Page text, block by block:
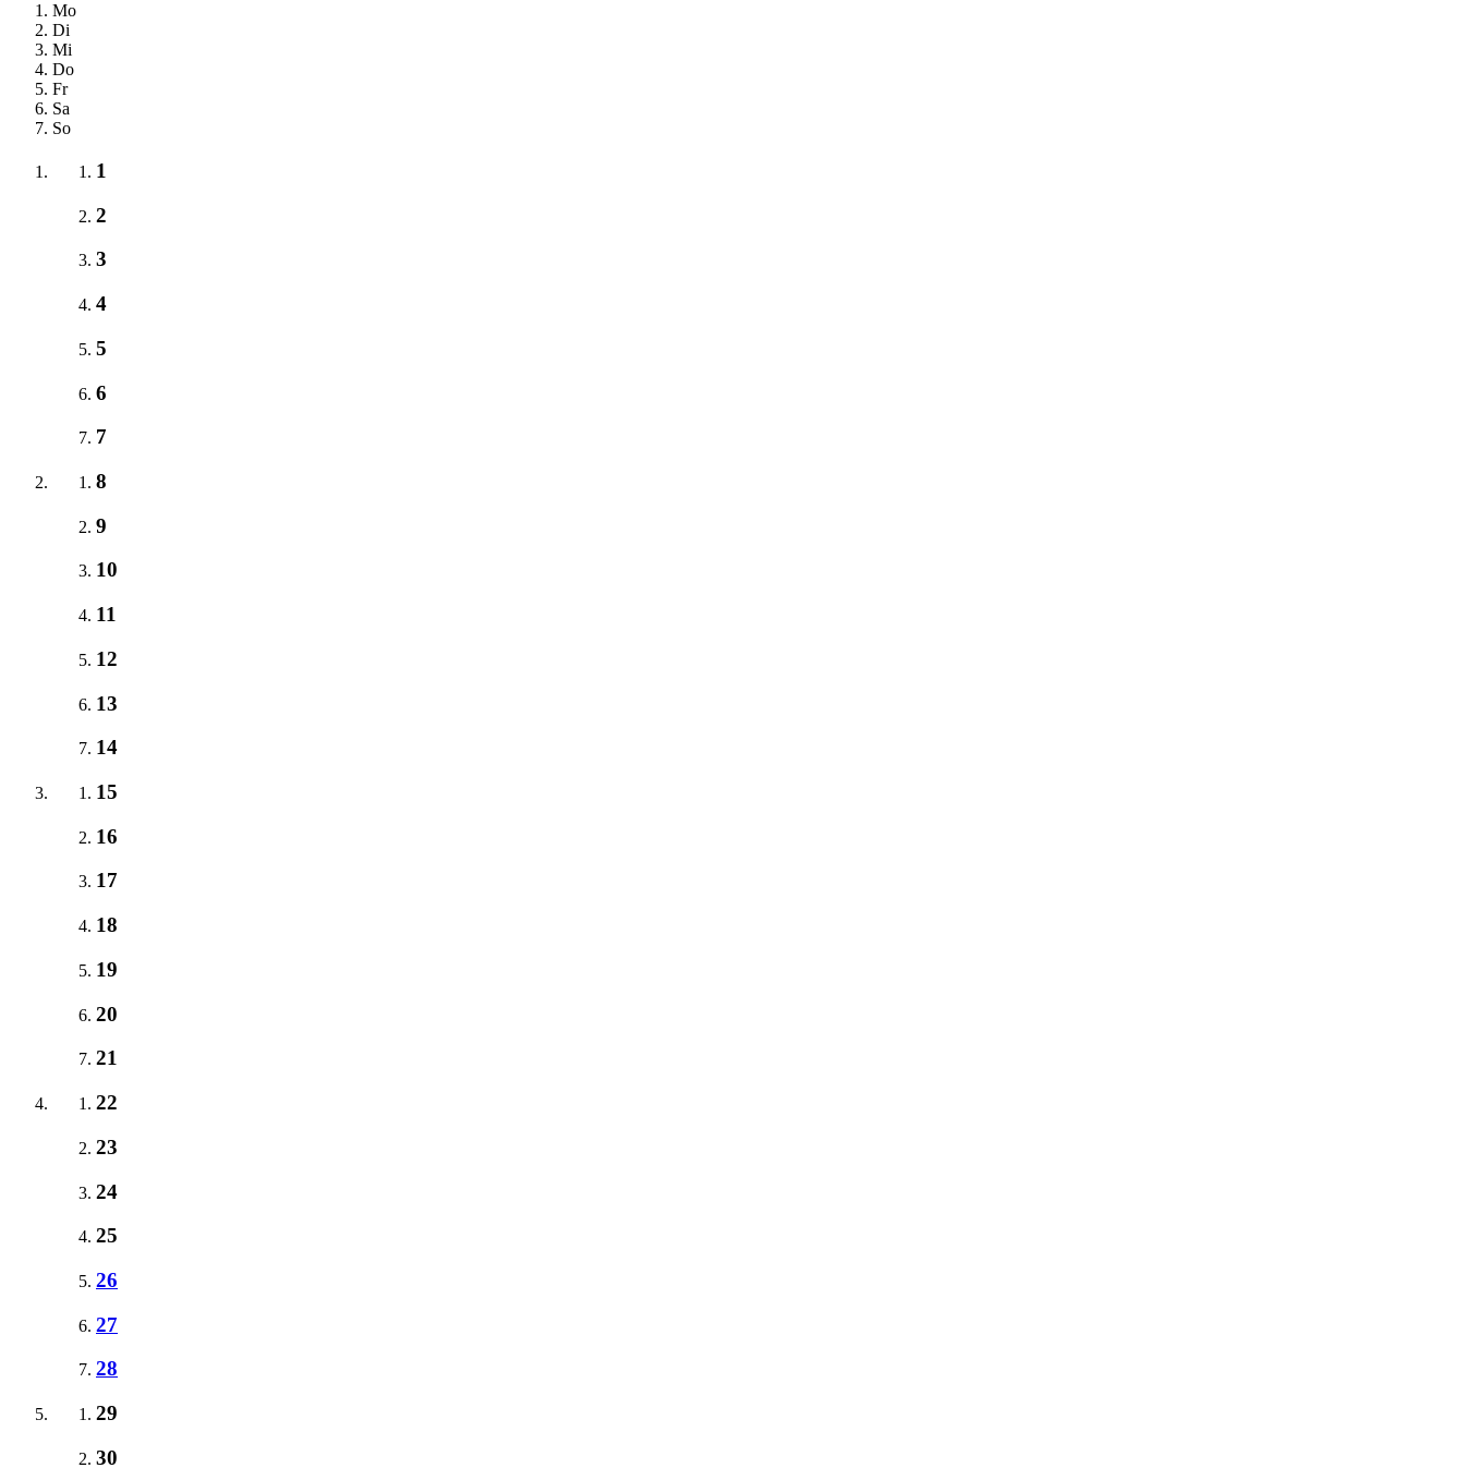
Mo
Di
Mi
Do
Fr
Sa
So
1
2
3
4
5
6
7
8
9
10
11
12
13
14
15
16
17
18
19
20
21
22
23
24
25
26
27
28
29
30